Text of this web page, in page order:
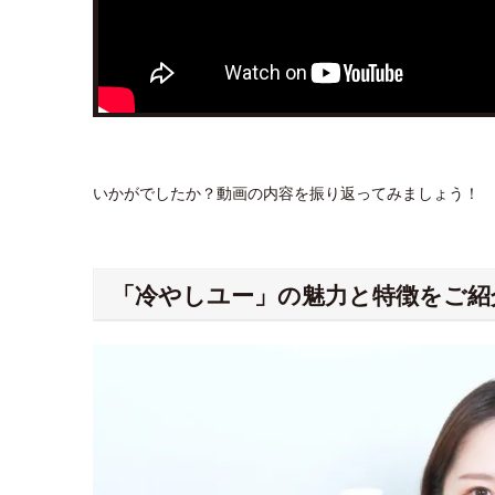
いかがでしたか？動画の内容を振り返ってみましょう！
「冷やしユー」の魅力と特徴をご